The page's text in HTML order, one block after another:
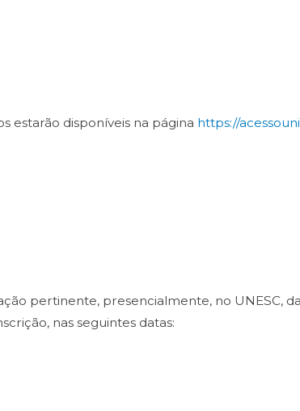
estarão disponíveis na página https://
pertinente, presencialmente, no UNESC,
nas seguintes datas: